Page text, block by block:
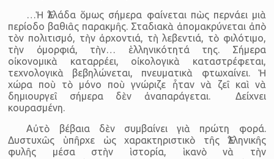
…Ἡ Ἑλλάδα ὅμως σήμερα φαίνεται πὼς περνάει μιὰ
περίοδο βαθιᾶς παρακμῆς. Σταδιακὰ ἀπομακρύνεται ἀπὸ
τὸν πολιτισμό, τὴν ἀρχοντιά, τὴ λεβεντιά, τὸ φιλότιμο,
τὴν ὀμορφιά, τὴν… ἑλληνικότητά της. Σήμερα
οἰκονομικὰ καταρρέει, οἰκολογικὰ καταστρέ­φεται,
τεχνολο­γικὰ βεβηλώ­νεται, πνευμα­τικὰ φτωχαίνει. Ἡ
χώρα ποὺ τὸ μόνο ποὺ γνώριζε ἦταν νὰ ζεῖ καὶ νὰ
δημιουργεῖ σήμερα δὲν ἀναπαράγεται. Δείχνει
κουρασμένη.
Αὐτὸ βέβαια δὲν συμβαίνει γιὰ πρώτη φορά.
Δυστυχῶς ὑπῆρχε ὡς χαρακτηριστικὸ τῆς Ἑλληνικῆς
φυλῆς μέσα στὴν ἱστορία, ἱκανὸ νὰ τὴν